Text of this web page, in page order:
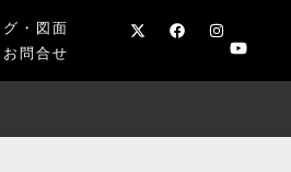
・図面
お問合せ